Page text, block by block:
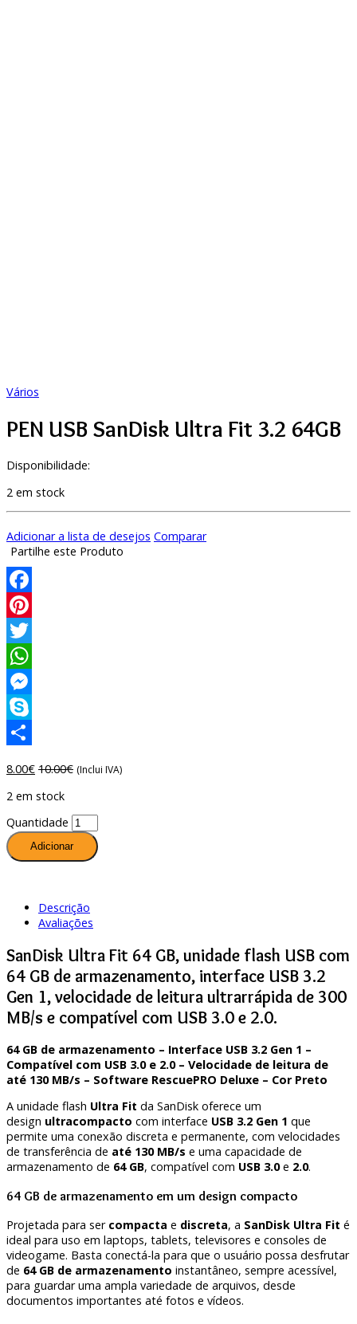
Vários
PEN USB SanDisk Ultra Fit 3.2 64GB
Disponibilidade:
2 em stock
Adicionar a lista de desejos Comparar
Partilhe este Produto
Facebook
Pinterest
Twitter
WhatsApp
Messenger
Skype
8.00€ 10.00€ (Inclui IVA)
2 em stock
Quantidade
Adicionar
Descrição
Avaliações
SanDisk Ultra Fit 64 GB, unidade flash USB com
64 GB de armazenamento, interface USB 3.2
Gen 1, velocidade de leitura ultrarrápida de 300
MB/s e compatível com USB 3.0 e 2.0.
64 GB de armazenamento – Interface USB 3.2 Gen 1 –
Compatível com USB 3.0 e 2.0 – Velocidade de leitura de
até 130 MB/s – Software RescuePRO Deluxe – Cor Preto
A unidade flash Ultra Fit da SanDisk oferece um
design ultracompacto com interface USB 3.2 Gen 1 que
permite uma conexão discreta e permanente, com velocidades
de transferência de até 130 MB/s e uma capacidade de
armazenamento de 64 GB, compatível com USB 3.0e 2.0.
64 GB de armazenamento em um design compacto
Projetada para ser compacta e discreta, a SanDisk Ultra Fit é
ideal para uso em laptops, tablets, televisores e consoles de
videogame. Basta conectá-la para que o usuário possa desfrutar
de 64 GB de armazenamento instantâneo, sempre acessível,
para guardar uma ampla variedade de arquivos, desde
documentos importantes até fotos e vídeos.